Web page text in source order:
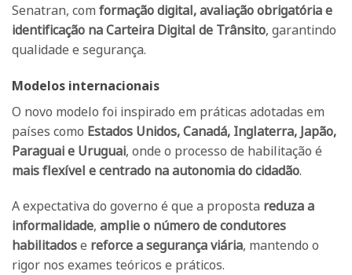
Senatran, com formação digital, avaliação obrigatória e
identificação na Carteira Digital de Trânsito, garantindo
qualidade e segurança.
Modelos internacionais
O novo modelo foi inspirado em práticas adotadas em
países como Estados Unidos, Canadá, Inglaterra, Japão,
Paraguai e Uruguai, onde o processo de habilitação é
mais flexível e centrado na autonomia do cidadão.
A expectativa do governo é que a proposta reduza a
informalidade, amplie o número de condutores
habilitadose reforce a segurança viária, mantendo o
rigor nos exames teóricos e práticos.